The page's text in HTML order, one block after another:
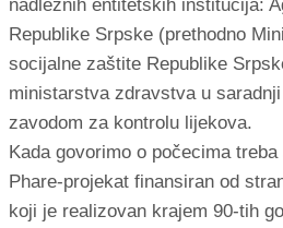
nadležnih entitetskih institucija:
Republike Srpske (prethodno
socijalne zaštite Republike
ministarstva zdravstva u
zavodom za kontrolu lijekova.
Kada govorimo o počecima
Phare-projekat finansiran od
koji je realizovan krajem 90-tih